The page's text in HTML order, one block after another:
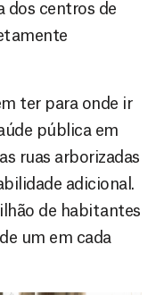
dos centros de
ter para onde ir
pública em
ruas arborizadas
adicional.
de habitantes
um em cada